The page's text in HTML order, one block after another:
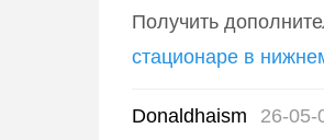
Получить
стационаре в
Donaldhaism
26-05-